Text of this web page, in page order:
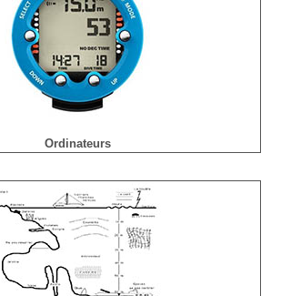
Ordinateurs